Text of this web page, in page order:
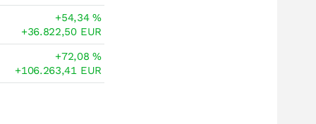
+54,34%
+36.822,50 EUR
+72,08%
+106.263,41 EUR